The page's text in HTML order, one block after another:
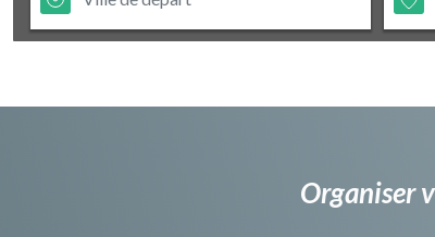
Organiser